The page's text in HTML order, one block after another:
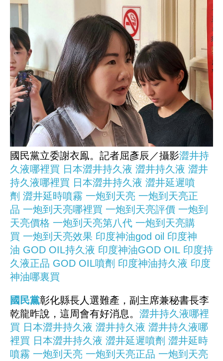
國民黨立委謝衣鳯。記者屈彥辰／攝影澀井持
久液哪裡買 日本澀井持久液 澀井持久液 澀井
持久液哪裡買 日本澀井持久液 澀井延遲噴
劑 澀井延時噴霧 一炮到天亮 一炮到天亮正
品 一炮到天亮哪裡買 一炮到天亮評價 一炮到
天亮價格 一炮到天亮第八代 一炮到天亮購
買 一炮到天亮效果 印度神油god oil 印度神
油 GOD OIL持久液 印度神油GOD OIL 印度持
久液正品 GOD OIL噴劑 印度神油持久液 印度
神油哪裏買
國民黨彰化縣長人選難產，副主席兼秘書長李
乾龍昨說，這周會有好消息。 澀井持久液哪裡
買 日本澀井持久液 澀井持久液 澀井持久液哪
裡買 日本澀井持久液 澀井延遲噴劑 澀井延時
噴霧 一炮到天亮 一炮到天亮正品 一炮到天亮